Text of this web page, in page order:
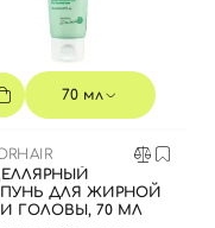
70 мл
ДЛЯ ЖИРНОЙ
ГОЛОВЫ, 70 МЛ